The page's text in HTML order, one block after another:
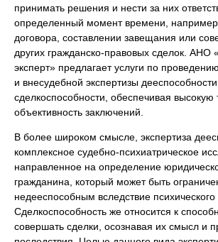
принимать решения и нести за них
определенный момент времени,
договора, составлении завещания или
других гражданско-правовых сделок. АНО
эксперт» предлагает услуги по
и внесудебной экспертизы
сделкоспособности, обеспечивая высокую
объективность заключений.
В более широком смысле, экспертиза
комплексное судебно-психиатрическое
направленное на определение
гражданина, который может быть
недееспособным вследствие психического
Сделкоспособность же относится к
совершать сделки, осознавая их смысл и